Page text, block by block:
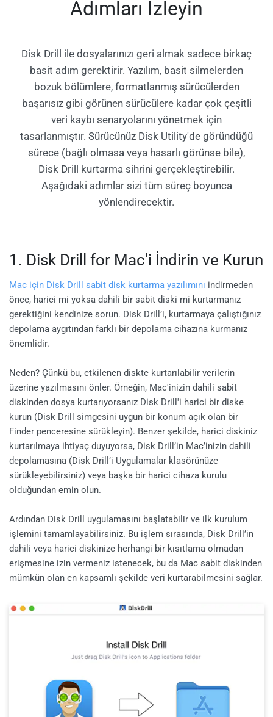
Adımları İzleyin
Disk Drill ile dosyalarınızı geri almak sadece birkaç
basit adım gerektirir. Yazılım, basit silmelerden
bozuk bölümlere, formatlanmış sürücülerden
başarısız gibi görünen sürücülere kadar çok çeşitli
veri kaybı senaryolarını yönetmek için
tasarlanmıştır. Sürücünüz Disk Utility'de göründüğü
sürece (bağlı olmasa veya hasarlı görünse bile),
Disk Drill kurtarma sihrini gerçekleştirebilir.
Aşağıdaki adımlar sizi tüm süreç boyunca
yönlendirecektir.
1. Disk Drill for Mac'i İndirin ve Kurun
Mac için Disk Drill sabit disk kurtarma yazılımını indirmeden
önce, harici mi yoksa dahili bir sabit diski mi kurtarmanız
gerektiğini kendinize sorun. Disk Drill’i, kurtarmaya çalıştığınız
depolama aygıtından farklı bir depolama cihazına kurmanız
önemlidir.
Neden? Çünkü bu, etkilenen diskte kurtarılabilir verilerin
üzerine yazılmasını önler. Örneğin, Mac'inizin dahili sabit
diskinden dosya kurtarıyorsanız Disk Drill'i harici bir diske
kurun (Disk Drill simgesini uygun bir konum açık olan bir
Finder penceresine sürükleyin). Benzer şekilde, harici diskiniz
kurtarılmaya ihtiyaç duyuyorsa, Disk Drill’in Mac’inizin dahili
depolamasına (Disk Drill’i Uygulamalar klasörünüze
sürükleyebilirsiniz) veya başka bir harici cihaza kurulu
olduğundan emin olun.
Ardından Disk Drill uygulamasını başlatabilir ve ilk kurulum
işlemini tamamlayabilirsiniz. Bu işlem sırasında, Disk Drill’in
dahili veya harici diskinize herhangi bir kısıtlama olmadan
erişmesine izin vermeniz istenecek, bu da Mac sabit diskinden
mümkün olan en kapsamlı şekilde veri kurtarabilmesini sağlar.